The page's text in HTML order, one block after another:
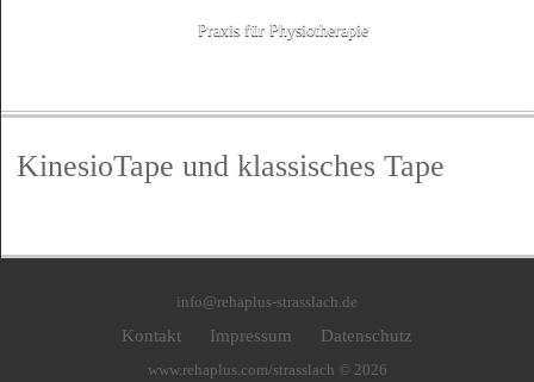
Praxis für Physiotherapie
KinesioTape und klassisches Tape
info@rehaplus-strasslach.de
Kontakt Impressum Datenschutz
www.rehaplus.com/strasslach © 2026